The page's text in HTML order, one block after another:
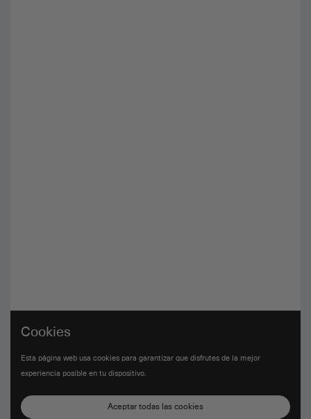
Cookies
Esta página web usa cookies para garantizar que disfrutes de la mejor
experiencia posible en tu dispositivo.
Aceptar todas las cookies